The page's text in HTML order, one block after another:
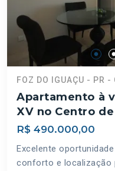
FOZ DO IGUAÇU - PR -
Apartamento à
XV no Centro
R$ 490.000,00
Excelente
conforto e localização